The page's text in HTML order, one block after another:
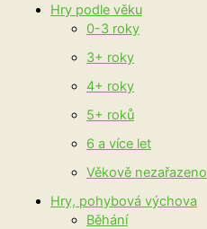
Hry podle věku
0-3 roky
3+ roky
4+ roky
5+ roků
6 a více let
Věkově nezařazeno
Hry, pohybová výchova
Běhání